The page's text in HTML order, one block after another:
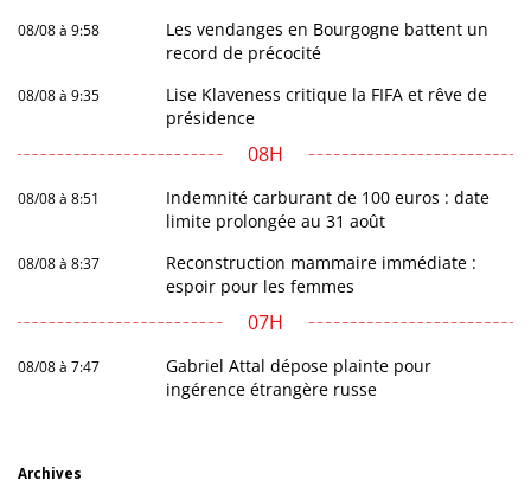
08/08 à 9:58
Les vendanges en Bourgogne battent un
record de précocité
08/08 à 9:35
Lise Klaveness critique la FIFA et rêve de
présidence
08H
08/08 à 8:51
Indemnité carburant de 100 euros : date
limite prolongée au 31 août
08/08 à 8:37
Reconstruction mammaire immédiate :
espoir pour les femmes
07H
08/08 à 7:47
Gabriel Attal dépose plainte pour
ingérence étrangère russe
Archives